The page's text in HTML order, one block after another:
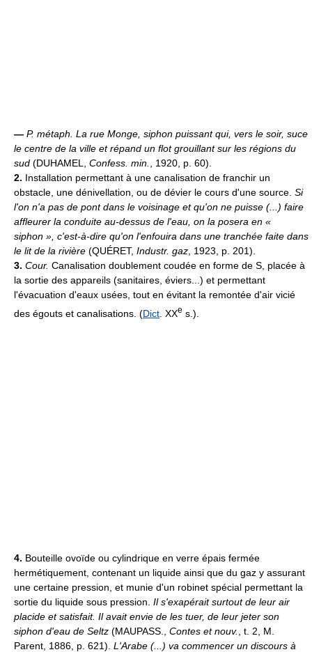
— P. métaph. La rue Monge, siphon puissant qui, vers le soir, suce
le centre de la ville et répand un flot grouillant sur les régions du
sud (DUHAMEL, Confess. min.
, 1920, p. 60).
2. Installation permettant à une canalisation de franchir un
obstacle, une dénivellation, ou de dévier le cours d'une source. Si
l'on n'a pas de pont dans le voisinage et qu'on ne puisse (...) faire
affleurer la conduite au-dessus de l'eau, on la posera en «
siphon », c'est-à-dire qu'on l'enfouira dans une tranchée faite dans
le lit de la rivière (QUÉRET, Industr. gaz , 1923, p. 201).
3. Cour. Canalisation doublement coudée en forme de S, placée à
la sortie des appareils (sanitaires, éviers...) et permettant
l'évacuation d'eaux usées, tout en évitant la remontée d'air vicié
des égouts et canalisations. (Dict . XXe s.).
4. Bouteille ovoïde ou cylindrique en verre épais fermée
hermétiquement, contenant un liquide ainsi que du gaz y assurant
une certaine pression, et munie d'un robinet spécial permettant la
sortie du liquide sous pression. Il s'exapérait surtout de leur air
placide et satisfait. Il avait envie de les tuer, de leur jeter son
siphon d'eau de Seltz (MAUPASS., Contes et nouv.
, t. 2, M.
Parent, 1886, p. 621). L'Arabe (...) va commencer un discours à